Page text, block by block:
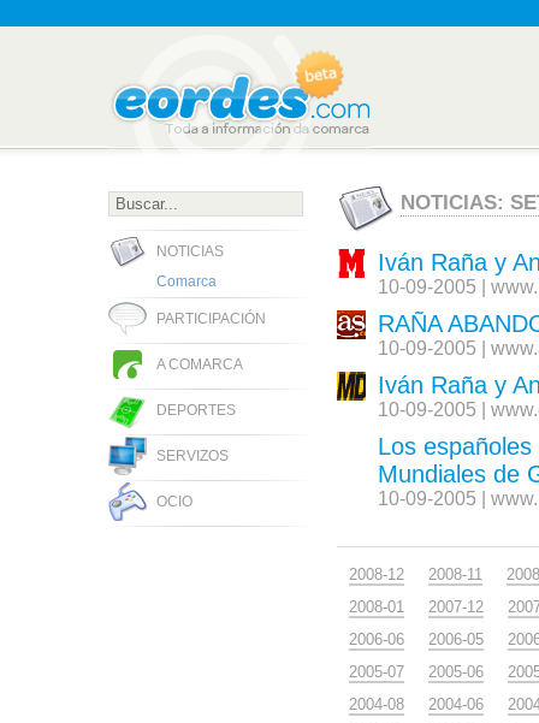
NOTICIAS
Comarca
PARTICIPACIÓN
A COMARCA
DEPORTES
SERVIZOS
OCIO
NOTICIAS:
Iván Raña y
10-09-2005 |
RAÑA
10-09-2005 |
Iván Raña y
10-09-2005 |
Los
Mundiales de
10-09-2005 |
2008-12 2008-11
2008-01
2007-12
2006-06
2006-05
2005-07
2005-06
2004-08
2004-06